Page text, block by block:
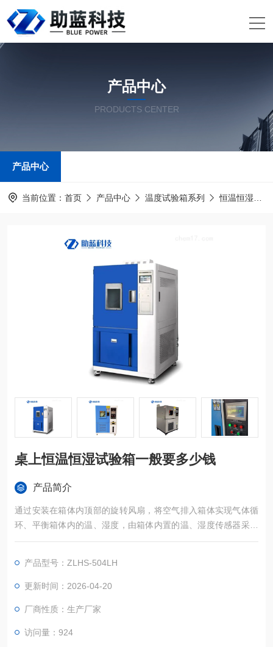
产品中心
PRODUCTS CENTER
产品中心
当前位置： 首页 产品中心 温度试验箱系列 恒温恒湿试验箱
桌上恒温恒湿试验箱一般要多少钱
产品简介
通过安装在箱体内顶部的旋转风扇，将空气排入箱体实现气体循
环、平衡箱体内的温、湿度，由箱体内置的温、湿度传感器采集
的数据，传至温、湿度控制器（微型信息处理器）进行编辑处
加热蒸发单元的共同完成。
桌上恒温恒湿试验箱一般要多少钱
产品型号：ZLHS-504LH
更新时间：2026-04-20
厂商性质：生产厂家
访问量：924